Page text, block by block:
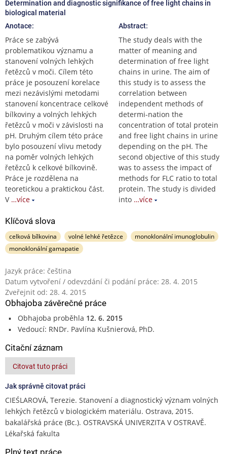
Determination and diagnostic signifikance of free light chains in
biological material
Anotace:
Práce se zabývá
problematikou významu a
stanovení volných lehkých
řetězců v moči. Cílem této
práce je posouzení korelace
mezi nezávislými metodami
stanovení koncentrace celkové
bílkoviny a volných lehkých
řetězců v moči v závislosti na
pH. Druhým cílem této práce
bylo posouzení vlivu metody
na poměr volných lehkých
řetězců k celkové bílkovině.
Práce je rozdělena na
teoretickou a praktickou část.
V …více
Abstract:
The study deals with the
matter of meaning and
determination of free light
chains in urine. The aim of
this study is to assess the
correlation between
independent methods of
determi-nation the
concentration of total protein
and free light chains in urine
depending on the pH. The
second objective of this study
was to assess the impact of
methods for FLC ratio to total
protein. The study is divided
into …více
Klíčová slova
celková bílkovina volné lehké řetězce
monoklonální imunoglobulin
monoklonální gamapatie
Jazyk práce: čeština
Datum vytvoření / odevzdání či podání práce: 28. 4. 2015
Zveřejnit od: 28. 4. 2015
Obhajoba závěrečné práce
Obhajoba proběhla 12. 6. 2015
Vedoucí: RNDr. Pavlína Kušnierová, PhD.
Citační záznam
Citovat tuto práci
Jak správně citovat práci
CIEŚLAROVÁ, Terezie. Stanovení a diagnostický význam volných
lehkých řetězců v biologickém materiálu. Ostrava, 2015.
bakalářská práce (Bc.). OSTRAVSKÁ UNIVERZITA V OSTRAVĚ.
Lékařská fakulta
Plný text práce